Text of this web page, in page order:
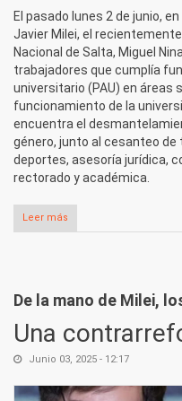
El pasado lunes 2 de junio,
Javier Milei, el
Nacional de Salta, Miguel
trabajadores que cumplía
universitario (PAU) en áreas
funcionamiento de la
encuentra el
género, junto al cesanteo de
deportes, asesoría jurídica,
rectorado y académica.
Leer más
en la
De la mano de Milei,
Una
Junio 03, 2025 - 12:17